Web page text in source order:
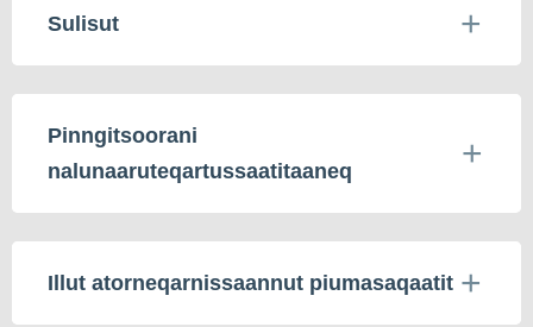
Sulisut
Pinngitsoorani
nalunaaruteqartussaatitaaneq
Illut atorneqarnissaannut piumasaqaatit